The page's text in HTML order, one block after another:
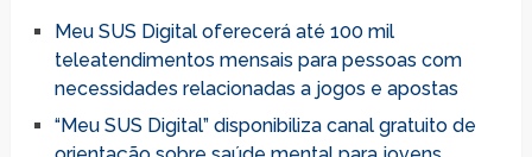
Meu SUS Digital oferecerá até 100 mil
teleatendimentos mensais para pessoas com
necessidades relacionadas a jogos e apostas
“Meu SUS Digital” disponibiliza canal gratuito de